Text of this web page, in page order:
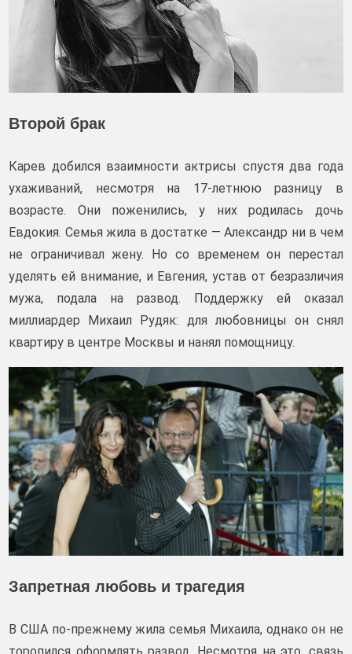
Второй брак
Карев добился взаимности актрисы спустя два года
ухаживаний, несмотря на 17‑летнюю разницу в
возрасте. Они поженились, у них родилась дочь
Евдокия. Семья жила в достатке — Александр ни в чем
не ограничивал жену. Но со временем он перестал
уделять ей внимание, и Евгения, устав от безразличия
мужа, подала на развод. Поддержку ей оказал
миллиардер Михаил Рудяк: для любовницы он снял
квартиру в центре Москвы и нанял помощницу.
Запретная любовь и трагедия
В США по‑прежнему жила семья Михаила, однако он не